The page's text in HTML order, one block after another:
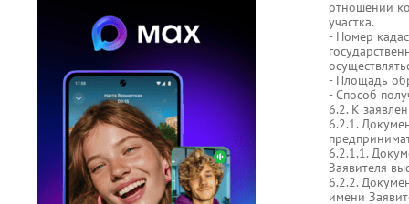
отношении
участка.
- Номер
- Площадь
- Способ
6.2. К
6.2.1.
6.2.1.1.
Заявителя
6.2.2.
имени